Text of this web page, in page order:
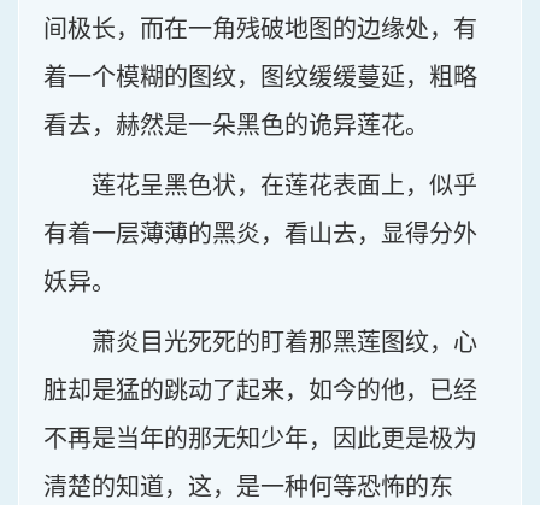
间极长，而在一角残破地图的边缘处，有
着一个模糊的图纹，图纹缓缓蔓延，粗略
看去，赫然是一朵黑色的诡异莲花。
莲花呈黑色状，在莲花表面上，似乎
有着一层薄薄的黑炎，看山去，显得分外
妖异。
萧炎目光死死的盯着那黑莲图纹，心
脏却是猛的跳动了起来，如今的他，已经
不再是当年的那无知少年，因此更是极为
清楚的知道，这，是一种何等恐怖的东